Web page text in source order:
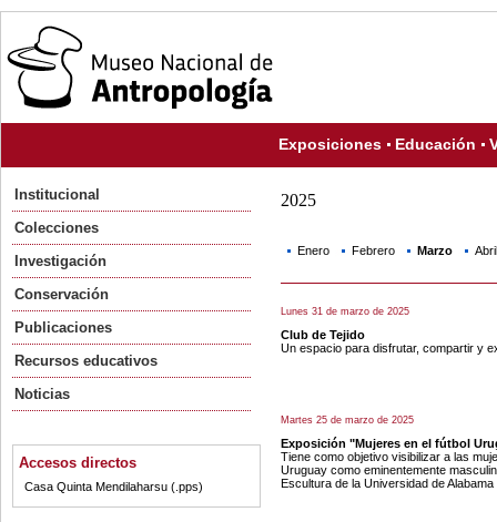
Exposiciones Educación
Institucional
Colecciones
Investigación
Conservación
Publicaciones
Recursos educativos
Noticias
Accesos directos
Casa Quinta Mendilaharsu (.pps)
2025
Enero Febrero Marzo Abril
Lunes 31 de marzo de 2025
Club de Tejido
Un espacio para disfrutar, compartir y
Martes 25 de marzo de 2025
Exposición "Mujeres en el fútbol
Tiene como objetivo visibilizar a las
Uruguay como eminentemente
Escultura de la Universidad de